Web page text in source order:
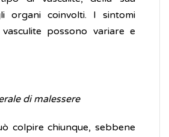
organi coinvolti. I sintomi
possono variare e
di malessere
colpire chiunque, sebbene